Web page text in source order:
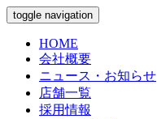
toggle navigation
HOME
会社概要
ニュース・お知らせ
店舗一覧
採用情報